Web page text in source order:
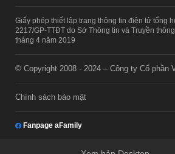
Giấy phép thiết lập trang thông tin điện tử tổng
2217/GP-TTĐT do Sở Thông tin và Truyền
tháng 4 năm 2019
© Copyright 2008 - 2024 – Công ty Cổ phần
Chính sách bảo mật
Fanpage aFamily